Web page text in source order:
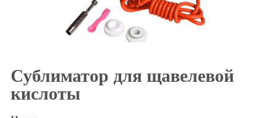
Сублиматор для щавелевой
кислоты